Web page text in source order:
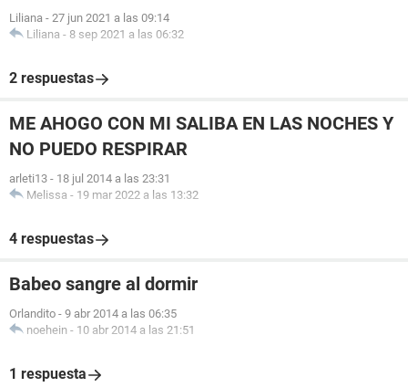
Liliana - 27 jun 2021 a las 09:14
Liliana - 8 sep 2021 a las 06:32
2 respuestas
ME AHOGO CON MI SALIBA EN LAS NOCHES Y
NO PUEDO RESPIRAR
arleti13 - 18 jul 2014 a las 23:31
Melissa - 19 mar 2022 a las 13:32
4 respuestas
Babeo sangre al dormir
Orlandito - 9 abr 2014 a las 06:35
noehein - 10 abr 2014 a las 21:51
1 respuesta